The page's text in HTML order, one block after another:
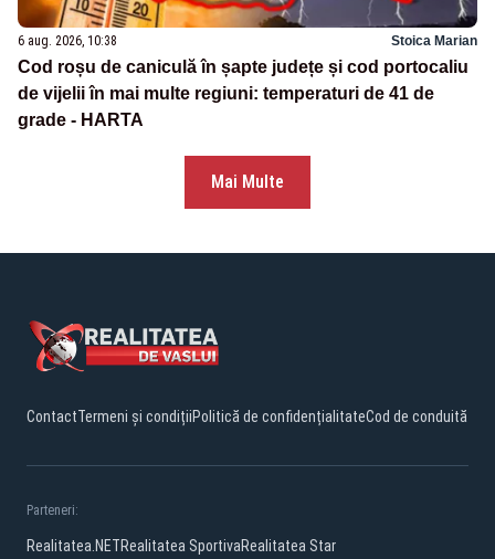
6 aug. 2026, 10:38 Stoica Marian
Cod roșu de caniculă în șapte județe și cod portocaliu
de vijelii în mai multe regiuni: temperaturi de 41 de
grade - HARTA
Mai Multe
ContactTermeni și condițiiPolitică de confidențialitateCod de conduită
Parteneri:
Realitatea.NETRealitatea SportivaRealitatea Star